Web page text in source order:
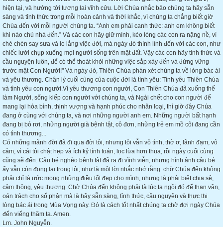
hiện tại, và hướng tới tương lai vĩnh cửu. Lời Chúa nhắc bảo chúng ta hãy sẵn
sàng và tỉnh thức trong mỗi hoàn cảnh và thời khắc, vì chúng ta chẳng biết giờ
Chúa đến với mỗi người chúng ta. “Anh em phải canh thức: anh em không biết
khi nào chủ nhà đến.” Và các con hãy giữ mình, kẻo lòng các con ra nặng nề, vì
chè chén say sưa và lo lắng việc đời, mà ngày đó thình lình đến với các con, như
chiếc lưới chụp xuống mọi người sống trên mặt đất. Vậy các con hãy tỉnh thức và
cầu nguyện luôn, để có thể thoát khỏi những việc sắp xảy đến và đứng vững
trước mặt Con Người!" Và ngày đó, Thiên Chúa phán xét chúng ta về lòng bác ái
và yêu thương. Chân lý cuối cùng của cuộc đời là tình yêu: Tình yêu Thiên Chúa
và tình yêu con người.Vì yêu thương con người, Con Thiên Chúa đã xuống thế
làm Người, sống kiếp con người với chúng ta, và Ngài chết cho con người để
mang lại hòa bình, thịnh vượng và hạnh phúc cho nhân loại, thì giờ đây Chúa
đang ở cùng với chúng ta, và nơi những người anh em. Những người bất hạnh
đang bị bỏ rơi, những người già bệnh tật, cô đơn, những trẻ em mồ côi đang cần
có tình thương...
Có những mãnh đời đã đi qua đời tôi, nhưng tôi vẫn vô tình, thờ ơ, lãnh đạm, vô
cảm, vì cái tôi chật hẹp và ích kỷ tính toán, lọc lừa hơn thua, rồi ngày cuối cùng
cũng sẽ đến. Cậu bé nghèo bệnh tật đã ra đi vĩnh viễn, nhưng hình ảnh cậu bé
ấy vẫn còn đọng lại trong tôi, như là một lời nhắc nhớ rằng: chờ Chúa đến không
phải chỉ là ước mong những điều tốt đẹp cho mình, nhưng là phải biết chia sẻ,
cảm thông, yêu thương. Chờ Chúa đến không phải là lúc ta ngồi đó để than vãn,
oán trách cho số phận mà là hãy sẵn sàng, tỉnh thức, cầu nguyện và thực thi
lòng bác ái trong Mùa Vọng này. Đó là cách tốt nhất chúng ta chờ đợi ngày Chúa
đến viếng thăm ta. Amen.
Lm. John Nguyễn.